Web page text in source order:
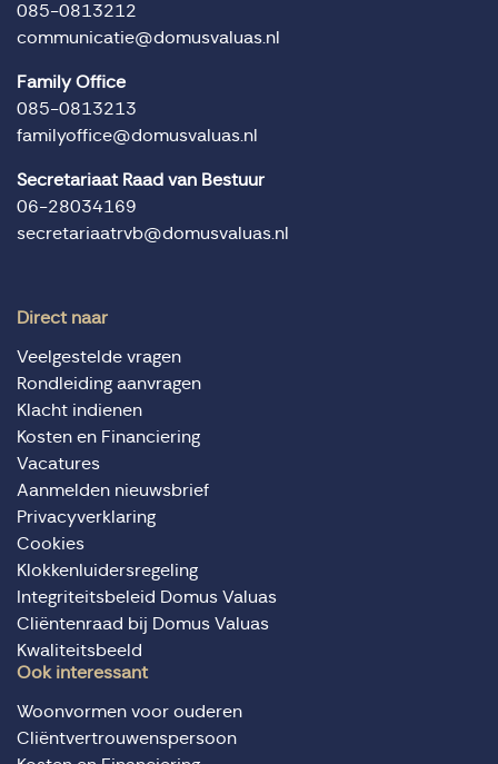
085-0813212
communicatie@domusvaluas.nl
Family Office
085-0813213
familyoffice@domusvaluas.nl
Secretariaat Raad van Bestuur
06-28034169
secretariaatrvb@domusvaluas.nl
Direct naar
Veelgestelde vragen
Rondleiding aanvragen
Klacht indienen
Kosten en Financiering
Vacatures
Aanmelden nieuwsbrief
Privacyverklaring
Cookies
Klokkenluidersregeling
Integriteitsbeleid Domus Valuas
Cliëntenraad bij Domus Valuas
Kwaliteitsbeeld
Ook interessant
Woonvormen voor ouderen
Cliëntvertrouwenspersoon